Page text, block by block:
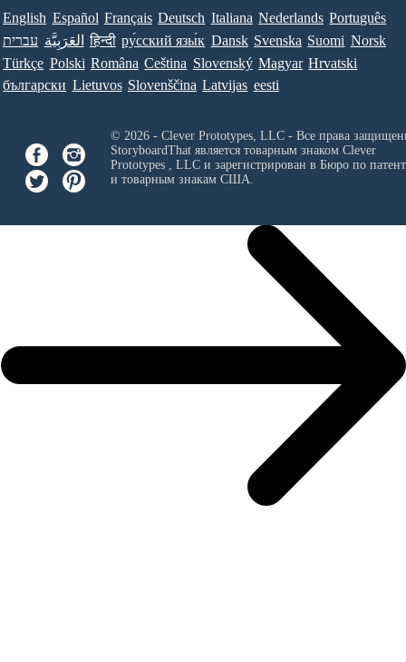
English Español Français Deutsch Italiana Nederlands Português
עברית العَرَبِيَّة हिन्दी ру́сский язы́к Dansk Svenska Suomi Norsk
Türkçe Polski Româna Ceština Slovenský Magyar Hrvatski
български Lietuvos Slovenščina Latvijas eesti
© 2026 - Clever Prototypes, LLC - Все права
StoryboardThat является товарным знаком Clever
Prototypes , LLCи зарегистрирован в Бюро по
и товарным знакам США.